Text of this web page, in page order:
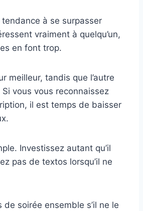
à se surpasser
vraiment à quelqu’un,
en font trop.
meilleur, tandis que l’autre
vous vous reconnaissez
il est temps de baisser
Investissez autant qu’il
pas de textos lorsqu’il ne
de soirée ensemble s’il ne le